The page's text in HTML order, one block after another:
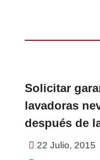
Solicitar
lavadoras
después de
22 Julio, 2015